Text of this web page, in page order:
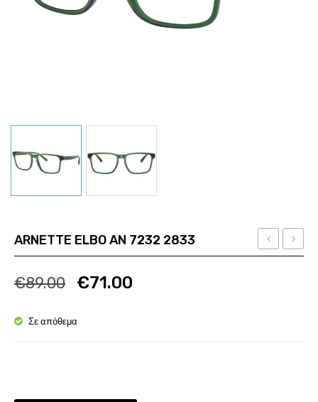
RALPHOLD
ARNETTE ELBO AN 7232 2833
€89.00 Ποσότητα
€71.00
Σε απόθεμα